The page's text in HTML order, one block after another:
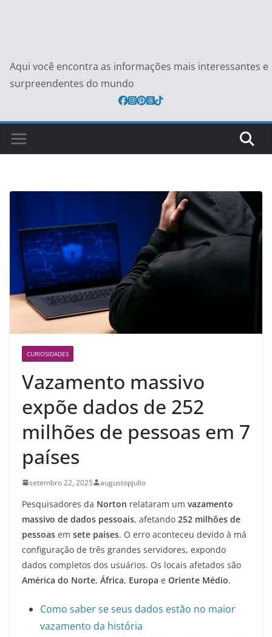
Aqui você encontra as informações mais interessantes e
surpreendentes do mundo
CURIOSIDADES
Vazamento massivo
expõe dados de 252
milhões de pessoas em 7
países
setembro 22, 2025 augustopjulio
Pesquisadores da Norton relataram um vazamento
massivo de dados pessoais, afetando 252 milhões de
pessoas em sete países. O erro aconteceu devido à má
configuração de três grandes servidores, expondo
dados completos dos usuários. Os locais afetados são
América do Norte, África, Europa e Oriente Médio.
Como saber se seus dados estão no maior
vazamento da história